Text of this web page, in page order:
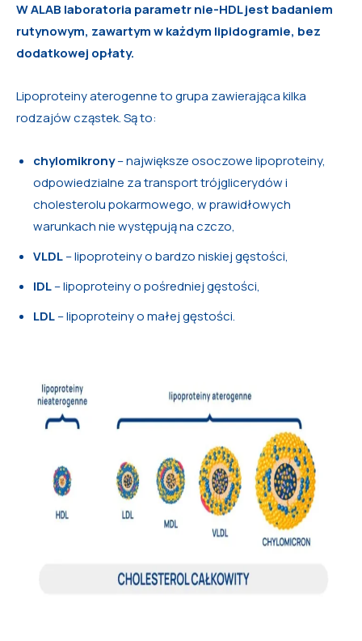
W ALAB laboratoria parametr nie-HDL jest badaniem
rutynowym, zawartym w każdym lipidogramie, bez
dodatkowej opłaty.
Lipoproteiny aterogenne to grupa zawierająca kilka
rodzajów cząstek. Są to:
chylomikrony– największe osoczowe lipoproteiny,
odpowiedzialne za transport trójglicerydów i
cholesterolu pokarmowego, w prawidłowych
warunkach nie występują na czczo,
VLDL– lipoproteiny o bardzo niskiej gęstości,
IDL– lipoproteiny o pośredniej gęstości,
LDL– lipoproteiny o małej gęstości.